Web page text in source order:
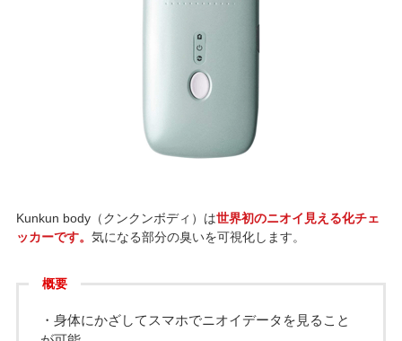
Kunkun body（クンクンボディ）は世界初のニオイ見える化チェ
ッカーです。 気になる部分の臭いを可視化します。
概要
・身体にかざしてスマホでニオイデータを見ること